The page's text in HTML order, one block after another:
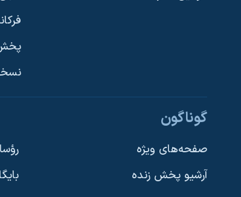
دنبال کنید
زبانهای مختلف
پخش
گوناگون
صفحه‌های ویژه
آرشیو پخش زنده